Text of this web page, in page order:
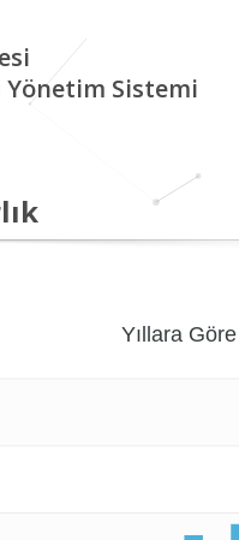
Sistemi
Yıllara Göre